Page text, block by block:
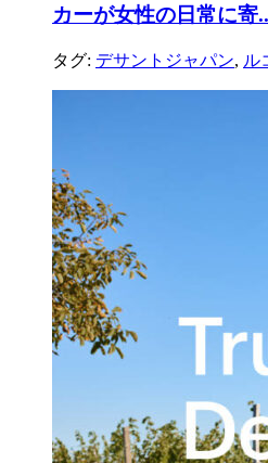
カーが女性の日常に寄
タグ: デサントジャパン, ル